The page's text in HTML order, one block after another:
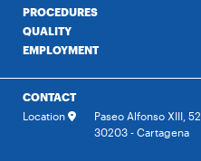
PROCEDURES
QUALITY
EMPLOYMENT
CONTACT
Location
Paseo Alfonso XIII, 52
30203 - Cartagena